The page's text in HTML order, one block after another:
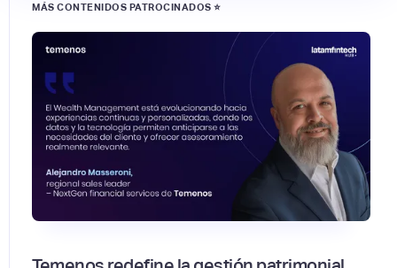
MÁS CONTENIDOS PATROCINADOS ⭐